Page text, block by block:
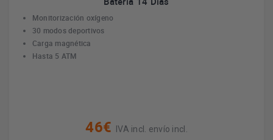
Monitorización oxígeno
30 modos deportivos
Carga magnética
Hasta 5 ATM
46€ IVA incl. envío incl.